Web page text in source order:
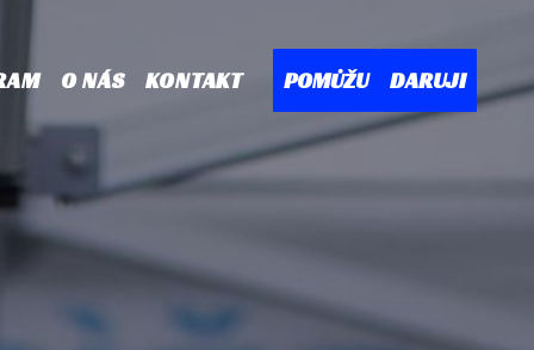
O NÁS KONTAKT POMŮŽU DARUJI